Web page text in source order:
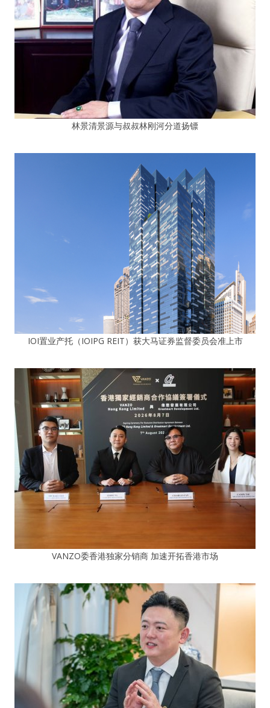
林景清景源与叔叔林刚河分道扬镖
IOI置业产托（IOIPG REIT）获大马证券监督委员会准上市
VANZO委香港独家分销商 加速开拓香港市场